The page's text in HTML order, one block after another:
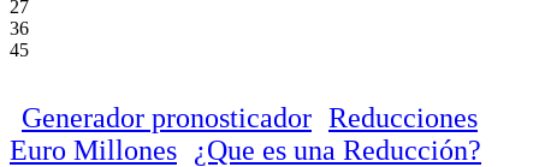
27
36
45
Generador pronosticador Reducciones
Euro Millones
¿Que es una Reducción?